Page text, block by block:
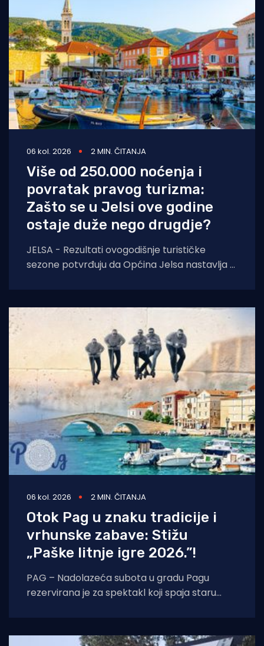
06 kol. 2026 2 MIN. ČITANJA
Više od 250.000 noćenja i
povratak pravog turizma:
Zašto se u Jelsi ove godine
ostaje duže nego drugdje?
JELSA - Rezultati ovogodišnje turističke
sezone potvrđuju da Općina Jelsa nastavlja u
06 kol. 2026 2 MIN. ČITANJA
Otok Pag u znaku tradicije i
vrhunske zabave: Stižu
„Paške litnje igre 2026.”!
PAG – Nadolazeća subota u gradu Pagu
rezervirana je za spektakl koji spaja staru